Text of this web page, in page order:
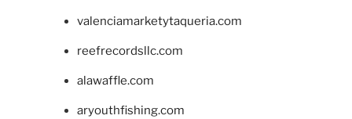
valenciamarketytaqueria.com
reefrecordsllc.com
alawaffle.com
aryouthfishing.com